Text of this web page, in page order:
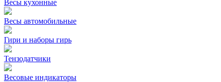
Весы кухонные
Весы автомобильные
Гири и наборы гирь
Тензодатчики
Весовые индикаторы